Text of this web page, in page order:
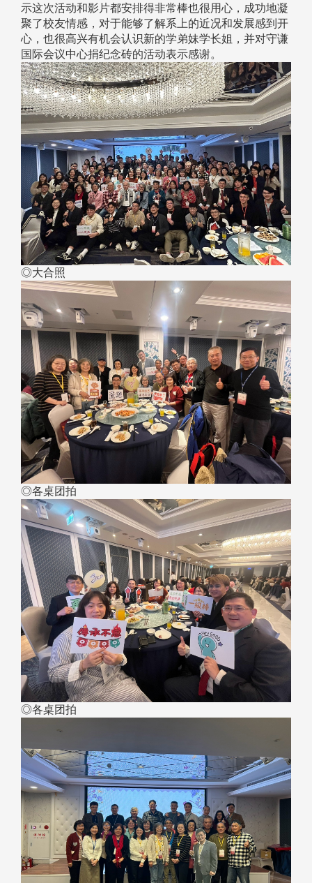
示这次活动和影片都安排得非常棒也很用心，成功地凝
聚了校友情感，对于能够了解系上的近况和发展感到开
心，也很高兴有机会认识新的学弟妹学长姐，并对守谦
国际会议中心捐纪念砖的活动表示感谢。
◎大合照
◎各桌团拍
◎各桌团拍